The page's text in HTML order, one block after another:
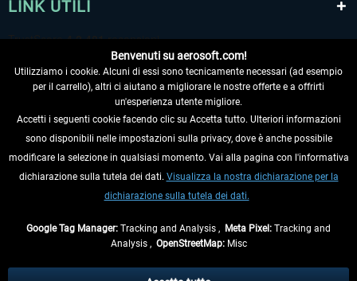
LINK UTILI
RECEDERE DAL CONTRATTO
INFORMAZIONI
Benvenuti su aerosoft.com!
Utilizziamo i cookie. Alcuni di essi sono tecnicamente necessari (ad esempio
per il carrello), altri ci aiutano a migliorare le nostre offerte e a offrirti
un'esperienza utente migliore.
Accetti i seguenti cookie facendo clic su Accetta tutto. Ulteriori informazioni
sono disponibili nelle impostazioni sulla privacy, dove è anche possibile
modificare la selezione in qualsiasi momento. Vai alla pagina con l'informativa
dichiarazione sulla tutela dei dati. Visualizza la nostra dichiarazione per la
dichiarazione sulla tutela dei dati.
Google Tag Manager: Tracking and Analysis , Meta Pixel: Tracking and
Analysis , OpenStreetMap:Misc